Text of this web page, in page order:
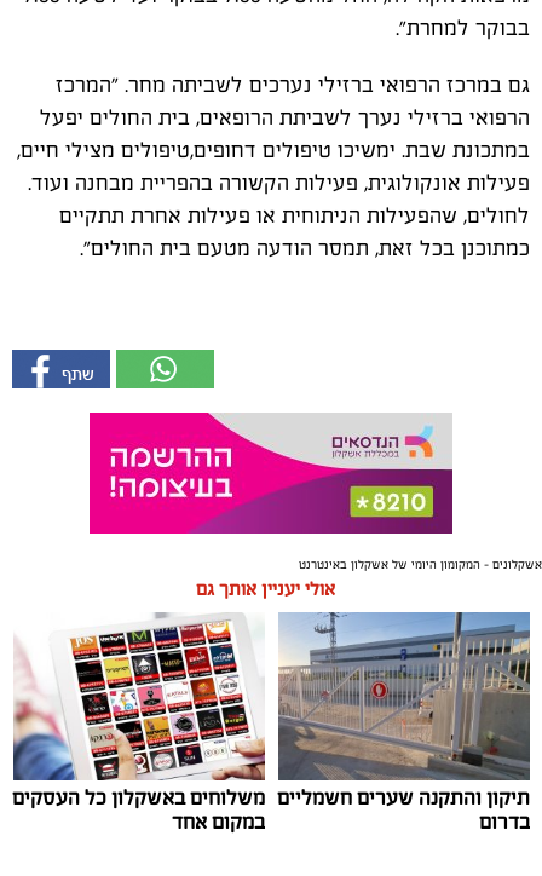
בבוקר למחרת".
גם במרכז הרפואי ברזילי נערכים לשביתה מחר. "המרכז
הרפואי ברזילי נערך לשביתת הרופאים, בית החולים יפעל
במתכונת שבת. ימשיכו טיפולים דחופים,טיפולים מצילי חיים,
פעילות אונקולוגית, פעילות הקשורה בהפריית מבחנה ועוד.
לחולים, שהפעילות הניתוחית או פעילות אחרת תתקיים
כמתוכנן בכל זאת, תמסר הודעה מטעם בית החולים".
אשקלונים - המקומון היומי של אשקלון באינטרנט
אולי יעניין אותך גם
תיקון והתקנה שערים חשמליים
בדרום
משלוחים באשקלון כל העסקים
במקום אחד